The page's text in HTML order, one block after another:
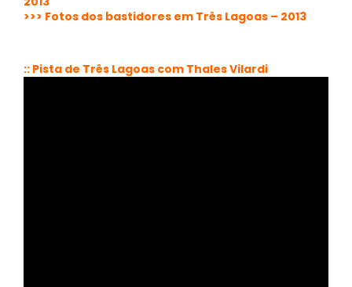
>>> Fotos dos bastidores em Três Lagoas – 2013
:: Pista de Três Lagoas com Thales Vilardi